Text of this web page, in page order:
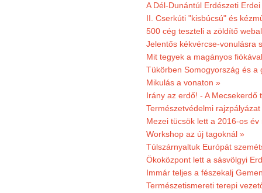
A Dél-Dunántúl Erdészeti
II. Cserkúti "kisbúcsú" és
500 cég teszteli a zöldítő
Jelentős kékvércse-vonulásra
Mit tegyek a magányos
Tükörben Somogyország és a
Mikulás a vonaton »
Irány az erdő! - A
Természetvédelmi
Mezei tücsök lett a 2016-os év
Workshop az új tagoknál »
Túlszárnyaltuk Európát
Ökoközpont lett a sásvölgyi
Immár teljes a fészekalj
Természetismereti terepi